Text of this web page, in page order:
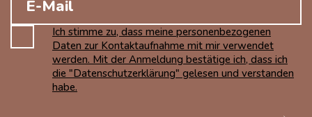
Ich stimme zu, dass meine personenbezogenen
Daten zur Kontaktaufnahme mit mir verwendet
werden. Mit der Anmeldung bestätige ich, dass ich
die "Datenschutzerklärung" gelesen und verstanden
habe.